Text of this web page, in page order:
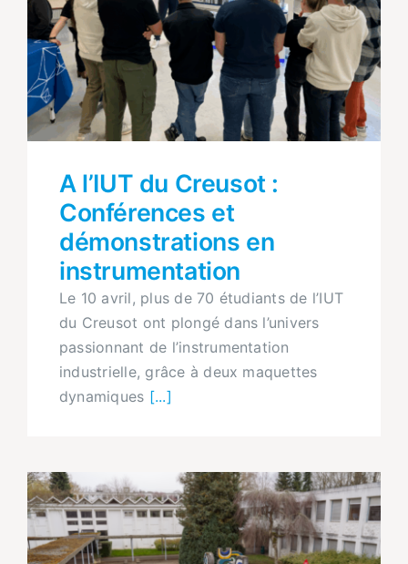
A l’IUT du Creusot :
Conférences et
démonstrations en
instrumentation
Le 10 avril, plus de 70 étudiants de l’IUT
du Creusot ont plongé dans l’univers
passionnant de l’instrumentation
industrielle, grâce à deux maquettes
dynamiques [...]